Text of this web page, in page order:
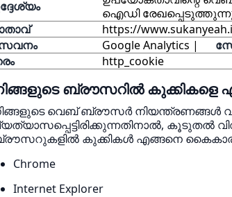
ഐഡി
https://
Google Analytics |
http_cookie
ബ്രൗസറിൽ കുക്കികളെ
വെബ് ബ്രൗസർ നിയന്ത്രണങ്ങൾ
കൂടുതൽ
കുക്കികൾ എങ്ങനെ
Chrome
Internet Explorer